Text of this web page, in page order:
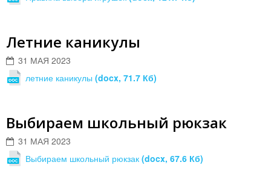
Летние каникулы
31 МАЯ 2023
летние каникулы (docx, 71.7 Кб)
Выбираем школьный рюкзак
31 МАЯ 2023
Выбираем школьный рюкзак (docx, 67.6 Кб)